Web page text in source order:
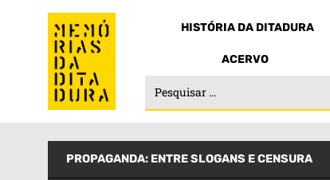
HISTÓRIA DA DITADURA
ACERVO
PROPAGANDA: ENTRE SLOGANS E CENSURA